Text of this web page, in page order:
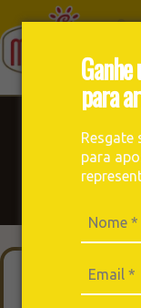
para
Resgate
para
Blog
Receitas, notícias,
do café você